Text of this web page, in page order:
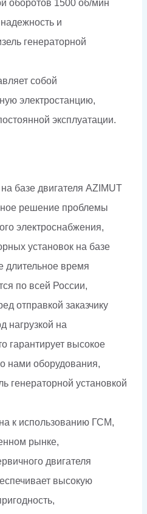
оборотов 1500 об/мин
и
генераторной
собой
электростанцию,
эксплуатации.
базе двигателя AZIMUT
решение проблемы
электроснабжения,
установок на базе
длительное время
по всей России,
отправкой заказчику
нагрузкой на
гарантирует высокое
нами оборудования,
генераторной установкой
к использованию ГСМ,
рынке,
двигателя
высокую